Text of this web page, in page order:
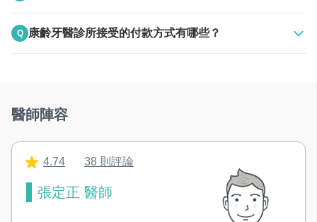
Q 康齡牙醫診所接受的付款方式有哪些？
醫師陣容
4.74 38 則評論
張定正 醫師